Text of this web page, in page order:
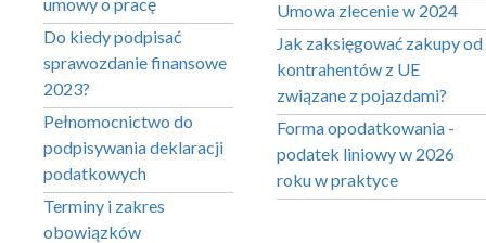
Do kiedy podpisać
sprawozdanie finansowe
2023?
Pełnomocnictwo do
podpisywania deklaracji
podatkowych
Terminy i zakres
obowiązków
Umowa zlecenie w 2024
Jak zaksięgować zakupy od
kontrahentów z UE
związane z pojazdami?
Forma opodatkowania -
podatek liniowy w 2026
roku w praktyce